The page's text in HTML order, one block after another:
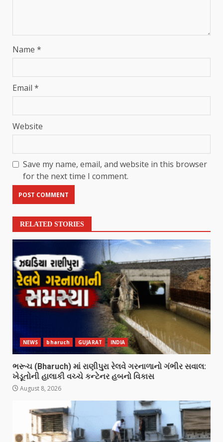
Name *
Email *
Website
Save my name, email, and website in this browser
for the next time I comment.
RELATED STORIES
NEWS bharuch GUJARAT INDIA
ભરૂચ (Bharuch) માં રાણીપુરા રેલવે ગરનાળાનો ગંભીર સવાલ:
ખેડૂતોની હાલાકી વચ્ચે કન્ટેનર હબનો વિકાસ
August 8, 2026